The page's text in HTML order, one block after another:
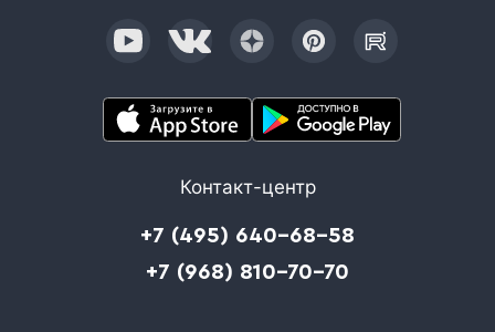
Контакт-центр
+7 (495) 640-68-58
+7 (968) 810-70-70